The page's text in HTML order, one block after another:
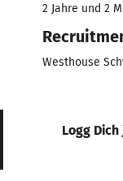
2 Jahre und 2
Westhouse
Logg